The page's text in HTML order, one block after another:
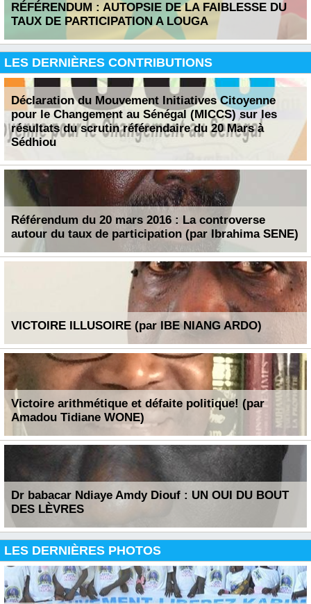
RÉFÉRENDUM : AUTOPSIE DE LA FAIBLESSE DU
TAUX DE PARTICIPATION A LOUGA
LES DERNIÈRES CONTRIBUTIONS
Déclaration du Mouvement Initiatives Citoyenne
pour le Changement au Sénégal (MICCS) sur les
résultats du scrutin référendaire du 20 Mars à
Sédhiou
Référendum du 20 mars 2016 : La controverse
autour du taux de participation (par Ibrahima SENE)
VICTOIRE ILLUSOIRE (par IBE NIANG ARDO)
Victoire arithmétique et défaite politique! (par
Amadou Tidiane WONE)
Dr babacar Ndiaye Amdy Diouf : UN OUI DU BOUT
DES LÈVRES
LES DERNIÈRES PHOTOS